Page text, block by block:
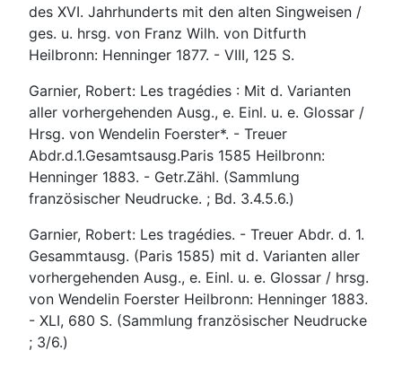
des XVI. Jahrhunderts mit den alten Singweisen /
ges. u. hrsg. von Franz Wilh. von Ditfurth
Heilbronn: Henninger 1877. - VIII, 125 S.
Garnier, Robert: Les tragédies : Mit d. Varianten
aller vorhergehenden Ausg., e. Einl. u. e. Glossar /
Hrsg. von Wendelin Foerster*. - Treuer
Abdr.d.1.Gesamtsausg.Paris 1585 Heilbronn:
Henninger 1883. - Getr.Zähl. (Sammlung
französischer Neudrucke. ; Bd. 3.4.5.6.)
Garnier, Robert: Les tragédies. - Treuer Abdr. d. 1.
Gesammtausg. (Paris 1585) mit d. Varianten aller
vorhergehenden Ausg., e. Einl. u. e. Glossar / hrsg.
von Wendelin Foerster Heilbronn: Henninger 1883.
- XLI, 680 S. (Sammlung französischer Neudrucke
; 3/6.)